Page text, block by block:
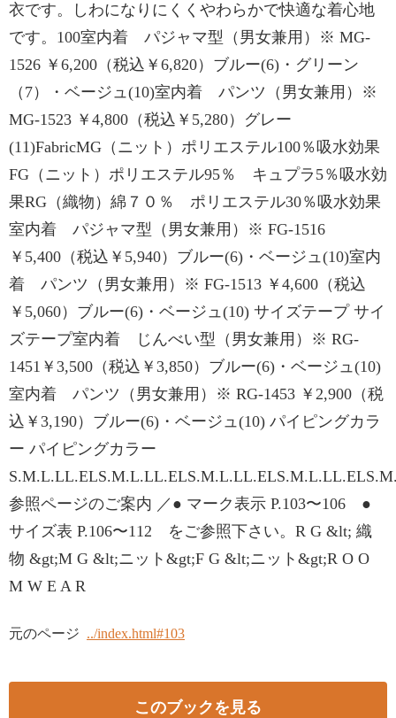
衣です。しわになりにくくやわらかで快適な着心地
です。100室内着 パジャマ型（男女兼用）※ MG-
1526 ￥6,200（税込￥6,820）ブルー(6)・グリーン
（7）・ベージュ(10)室内着 パンツ（男女兼用）※
MG-1523 ￥4,800（税込￥5,280）グレー
(11)FabricMG（ニット）ポリエステル100％吸水効果
FG（ニット）ポリエステル95％ キュプラ5％吸水効
果RG（織物）綿７０％ ポリエステル30％吸水効果
室内着 パジャマ型（男女兼用）※ FG-1516
￥5,400（税込￥5,940）ブルー(6)・ベージュ(10)室内
着 パンツ（男女兼用）※ FG-1513 ￥4,600（税込
￥5,060）ブルー(6)・ベージュ(10) サイズテープ サイ
ズテープ室内着 じんべい型（男女兼用）※ RG-
1451￥3,500（税込￥3,850）ブルー(6)・ベージュ(10)
室内着 パンツ（男女兼用）※ RG-1453 ￥2,900（税
込￥3,190）ブルー(6)・ベージュ(10) パイピングカラ
ー パイピングカラー
参照ページのご案内 ／● マーク表示 P.103〜106 ●
サイズ表 P.106〜112 をご参照下さい。R G &lt; 織
物 &gt;M G &lt;ニット&gt;F G &lt;ニット&gt;R O O
M W E A R
元のページ ../index.html#103
このブックを見る